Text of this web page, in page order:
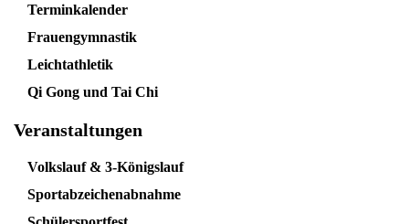
Terminkalender
Frauengymnastik
Leichtathletik
Qi Gong und Tai Chi
Veranstaltungen
Volkslauf & 3-Königslauf
Sportabzeichenabnahme